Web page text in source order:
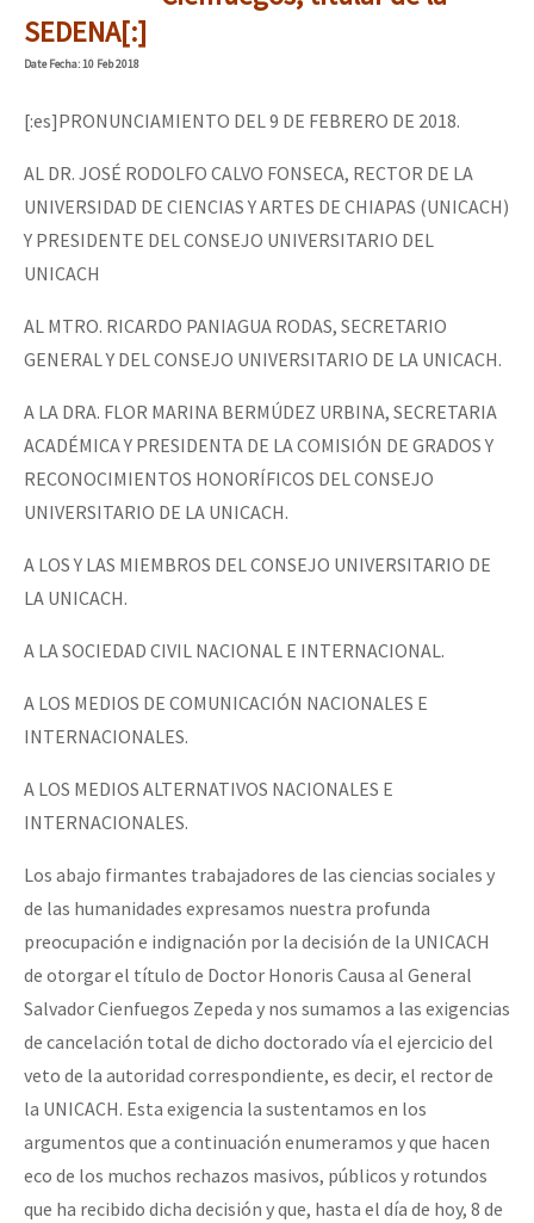
Mundo
EZLN
Megaproyectos
Migración
Mujeres
ETIQUETAS
MULTIMEDIA
Audio
Fotorreportaje
Video
Otras secciones
Semillero Guerra contra la Humanidad. (Las poblaciones y
la naturaleza bajo asedio)
Libros para descargar
Medios Libres
COVID-19
Eventos
Contacto
Dia 1: Encontro “Guerra contra a Humanidade”
“Sonhando a Terra do Bem Virá” se publica no Estado Espanhol
Se o México sabe, que o mundo saiba! Nossas lutas pela
[25 abr – CDMX] Tokín por el CNI: 30 años de Resistencia y
SEDENA[:]
DateFecha: 10 Feb 2018
[:es]PRONUNCIAMIENTO DEL 9 DE FEBRERO DE 2018.
AL DR. JOSÉ RODOLFO CALVO FONSECA, RECTOR DE LA
UNIVERSIDAD DE CIENCIAS Y ARTES DE CHIAPAS (UNICACH)
Y PRESIDENTE DEL CONSEJO UNIVERSITARIO DEL
UNICACH
AL MTRO. RICARDO PANIAGUA RODAS, SECRETARIO
GENERAL Y DEL CONSEJO UNIVERSITARIO DE LA UNICACH.
A LA DRA. FLOR MARINA BERMÚDEZ URBINA, SECRETARIA
ACADÉMICA Y PRESIDENTA DE LA COMISIÓN DE GRADOS Y
RECONOCIMIENTOS HONORÍFICOS DEL CONSEJO
UNIVERSITARIO DE LA UNICACH.
A LOS Y LAS MIEMBROS DEL CONSEJO UNIVERSITARIO DE
LA UNICACH.
A LA SOCIEDAD CIVIL NACIONAL E INTERNACIONAL.
A LOS MEDIOS DE COMUNICACIÓN NACIONALES E
INTERNACIONALES.
A LOS MEDIOS ALTERNATIVOS NACIONALES E
INTERNACIONALES.
Los abajo firmantes trabajadores de las ciencias sociales y
de las humanidades expresamos nuestra profunda
preocupación e indignación por la decisión de la UNICACH
de otorgar el título de Doctor Honoris Causa al General
Salvador Cienfuegos Zepeda y nos sumamos a las exigencias
de cancelación total de dicho doctorado vía el ejercicio del
veto de la autoridad correspondiente, es decir, el rector de
la UNICACH. Esta exigencia la sustentamos en los
argumentos que a continuación enumeramos y que hacen
eco de los muchos rechazos masivos, públicos y rotundos
que ha recibido dicha decisión y que, hasta el día de hoy, 8 de